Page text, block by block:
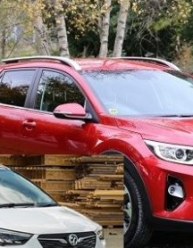
n
i
k
B
i
l